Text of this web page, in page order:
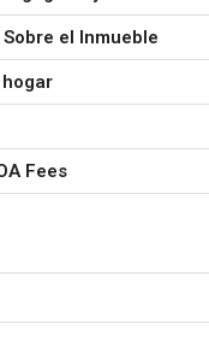
el Inmueble
Fees